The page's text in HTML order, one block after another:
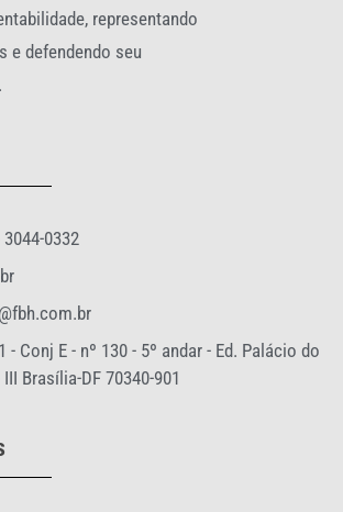
representando
e defendendo seu
3044-0332
- Conj E - nº 130 - 5º andar - Ed. Palácio do
Brasília-DF 70340-901